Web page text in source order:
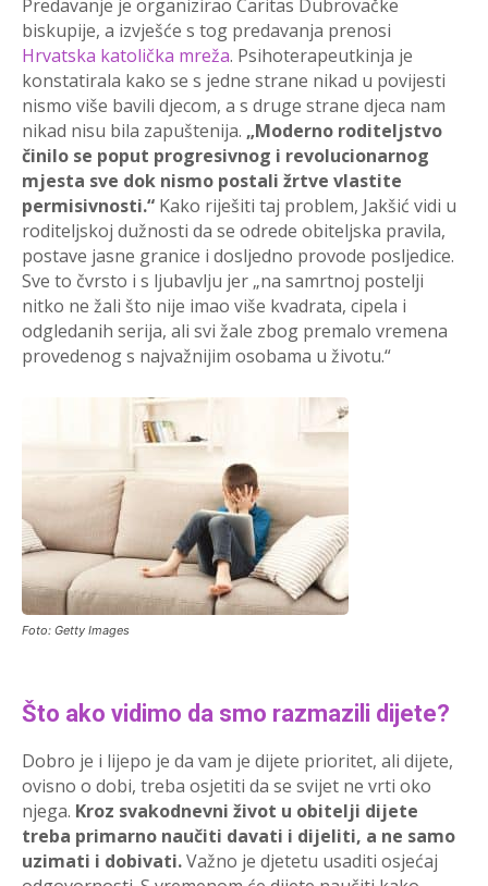
Predavanje je organizirao Caritas Dubrovačke
biskupije, a izvješće s tog predavanja prenosi
Hrvatska katolička mreža. Psihoterapeutkinja je
konstatirala kako se s jedne strane nikad u povijesti
nismo više bavili djecom, a s druge strane djeca nam
nikad nisu bila zapuštenija. „Moderno roditeljstvo
činilo se poput progresivnog i revolucionarnog
mjesta sve dok nismo postali žrtve vlastite
permisivnosti.“ Kako riješiti taj problem, Jakšić vidi u
roditeljskoj dužnosti da se odrede obiteljska pravila,
postave jasne granice i dosljedno provode posljedice.
Sve to čvrsto i s ljubavlju jer „na samrtnoj postelji
nitko ne žali što nije imao više kvadrata, cipela i
odgledanih serija, ali svi žale zbog premalo vremena
provedenog s najvažnijim osobama u životu.“
Foto: Getty Images
Što ako vidimo da smo razmazili dijete?
Dobro je i lijepo je da vam je dijete prioritet, ali dijete,
ovisno o dobi, treba osjetiti da se svijet ne vrti oko
njega. Kroz svakodnevni život u obitelji dijete
treba primarno naučiti davati i dijeliti, a ne samo
uzimati i dobivati.Važno je djetetu usaditi osjećaj